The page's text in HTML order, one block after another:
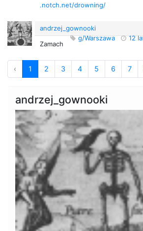
.notch.net/drowning/
andrzej_gownooki
g/Warszawa
12
Zamach
‹ 1 2 3 4 5 6 7
andrzej_gownooki